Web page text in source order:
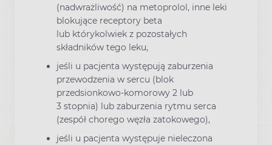
(nadwrażliwość) na metoprolol, inne leki
blokujące receptory beta
lub którykolwiek z pozostałych
składników tego leku,
jeśli u pacjenta występują zaburzenia
przewodzenia w sercu (blok
przedsionkowo-komorowy 2 lub
3 stopnia) lub zaburzenia rytmu serca
(zespół chorego węzła zatokowego),
jeśli u pacjenta występuje nieleczona